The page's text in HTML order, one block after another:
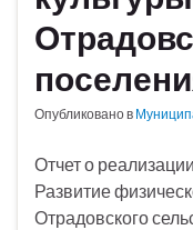
Опубликовано в
Отчет о
Развитие
Отрадовского